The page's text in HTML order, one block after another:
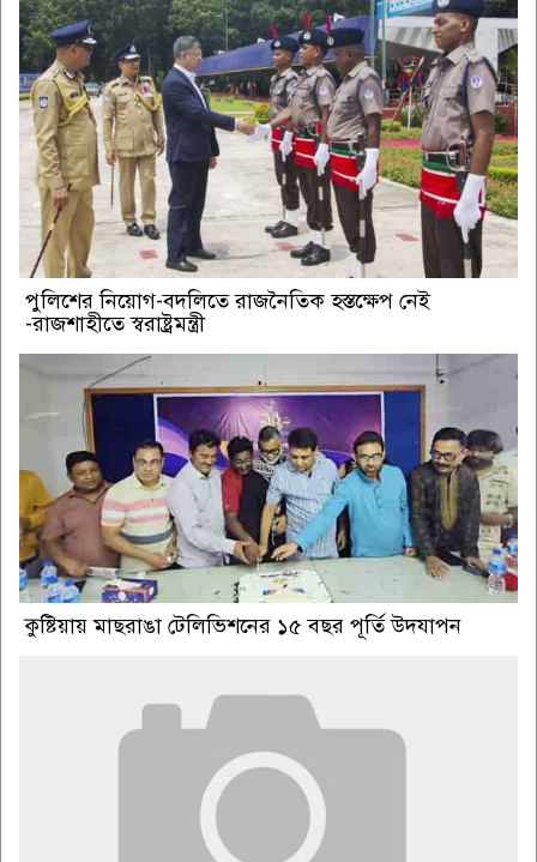
পুলিশের নিয়োগ-বদলিতে রাজনৈতিক হস্তক্ষেপ নেই
-রাজশাহীতে স্বরাষ্ট্রমন্ত্রী
কুষ্টিয়ায় মাছরাঙা টেলিভিশনের ১৫ বছর পূর্তি উদযাপন